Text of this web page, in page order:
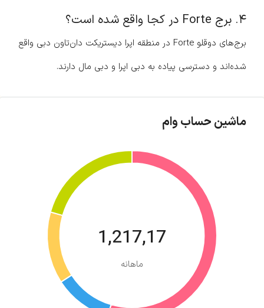
۴. برج Forte در کجا واقع شده است؟
برج‌های دوقلو Forte در منطقه اپرا دیستریکت دان‌تاون دبی واقع
شده‌اند و دسترسی پیاده به دبی اپرا و دبی مال دارند.
ماشین حساب وام
1,217,17
ماهانه